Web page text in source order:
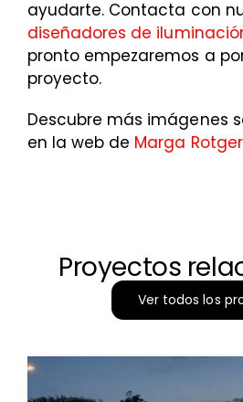
ayudarte. Contacta con
diseñadores de
pronto empezaremos a
proyecto.
Descubre más imágenes
en la web de Marga Rotger
Proyectos
Ver todos los